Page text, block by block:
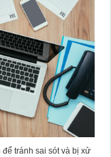
tránh sai sót và bị xử